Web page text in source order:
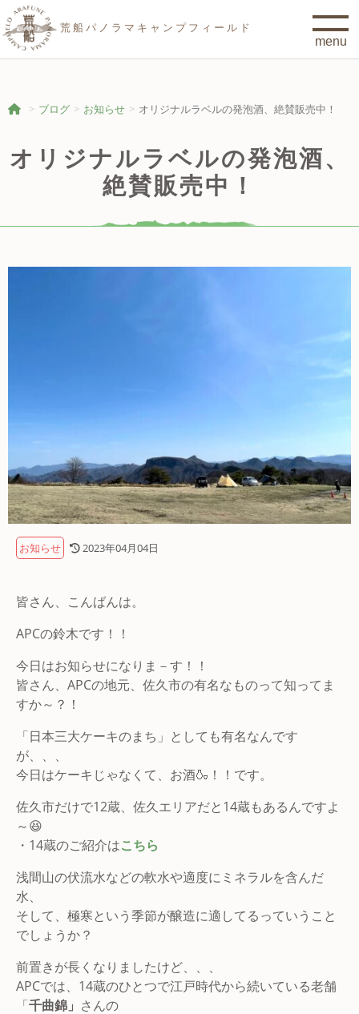
荒船パノラマキャンプフィールド
ブログ お知らせ オリジナルラベルの発泡酒、絶賛販売中！
オリジナルラベルの発泡酒、
絶賛販売中！
お知らせ 2023年04月04日
皆さん、こんばんは。
APCの鈴木です！！
今日はお知らせになりま－す！！
皆さん、APCの地元、佐久市の有名なものって知ってま
すか～？！
「日本三大ケーキのまち」としても有名なんです
が、、、
今日はケーキじゃなくて、お酒🍶！！です。
佐久市だけで12蔵、佐久エリアだと14蔵もあるんですよ
～😆
・14蔵のご紹介はこちら
浅間山の伏流水などの軟水や適度にミネラルを含んだ
水、
そして、極寒という季節が醸造に適してるっていうこと
でしょうか？
前置きが長くなりましたけど、、、
APCでは、14蔵のひとつで江戸時代から続いている老舗
「千曲錦」 さんの